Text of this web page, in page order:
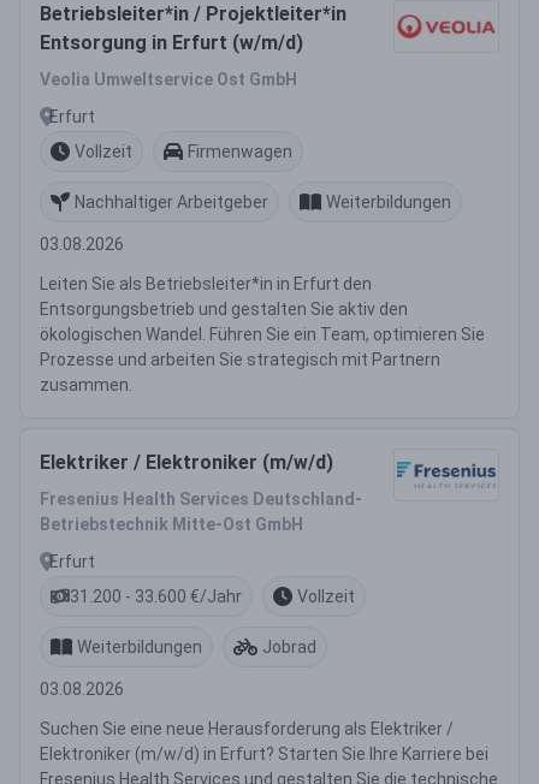
Betriebsleiter*in / Projektleiter*in
Entsorgung in Erfurt (w/m/d)
Veolia Umweltservice Ost GmbH
Erfurt
Vollzeit
Firmenwagen
Nachhaltiger Arbeitgeber Weiterbildungen
03.08.2026
Leiten Sie als Betriebsleiter*in in Erfurt den
Entsorgungsbetrieb und gestalten Sie aktiv den
ökologischen Wandel. Führen Sie ein Team, optimieren Sie
Prozesse und arbeiten Sie strategisch mit Partnern
zusammen.
Elektriker / Elektroniker (m/w/d)
Fresenius Health Services Deutschland-
Betriebstechnik Mitte-Ost GmbH
Erfurt
31.200 - 33.600 €/Jahr
Vollzeit
Weiterbildungen Jobrad
03.08.2026
Suchen Sie eine neue Herausforderung als Elektriker /
Elektroniker (m/w/d) in Erfurt? Starten Sie Ihre Karriere bei
Fresenius Health Services und gestalten Sie die technische